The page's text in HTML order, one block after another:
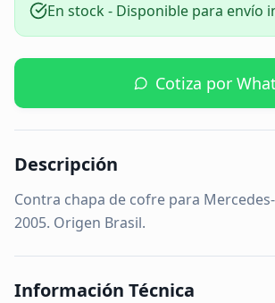
En stock - Disponible para envío
Cotiza por
Descripción
Contra chapa de cofre para
2005. Origen Brasil.
Información Técnica